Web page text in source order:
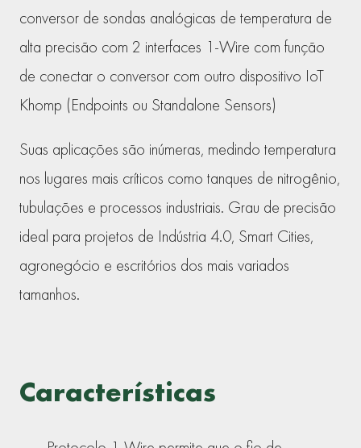
conversor de sondas analógicas de temperatura de
alta precisão com 2 interfaces 1-Wire com função
de conectar o conversor com outro dispositivo IoT
Khomp (Endpoints ou Standalone Sensors)
Suas aplicações são inúmeras, medindo temperatura
nos lugares mais críticos como tanques de nitrogênio,
tubulações e processos industriais. Grau de precisão
ideal para projetos de Indústria 4.0, Smart Cities,
agronegócio e escritórios dos mais variados
tamanhos.
Características